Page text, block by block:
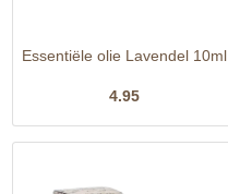
Essentiële olie Lavendel 10ml
4.95